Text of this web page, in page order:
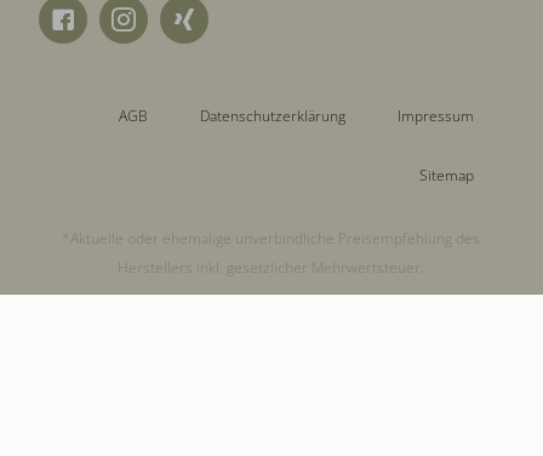
AGB Datenschutzerklärung Impressum
Sitemap
*Aktuelle oder ehemalige unverbindliche Preisempfehlung des
Herstellers inkl. gesetzlicher Mehrwertsteuer.